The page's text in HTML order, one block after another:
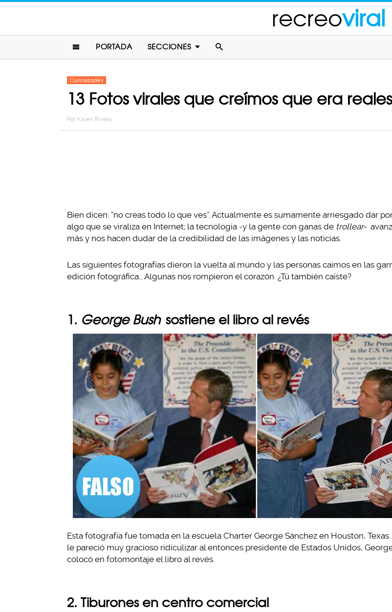
recreoviral
PORTADA SECCIONES
Curiosidades
13 Fotos virales que creímos que era
Por Karen Rivera
Bien dicen: ”no creas todo lo que ves”. Actualmente es sumamente arriesgado dar
algo que se viraliza en Internet; la tecnología -y la gente con ganas de trollear-
más y nos hacen dudar de la credibilidad de las imágenes y las noticias.
Las siguientes fotografías dieron la vuelta al mundo y las personas caímos en las
edición fotográfica… Algunas nos rompieron el corazón. ¿Tú también caíste?
1. George Bush sostiene el libro al revés
Esta fotografía fue tomada en la escuela Charter George Sánchez en Houston,
le pareció muy gracioso ridiculizar al entonces presidente de Estados Unidos,
colocó en fotomontaje el libro al revés.
2. Tiburones en centro comercial